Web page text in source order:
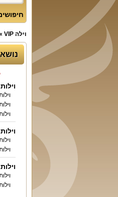
וילה VIP